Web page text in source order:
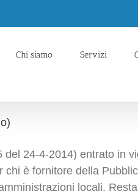
Chi siamo Servizi
24-4-2014) entrato in
chi è fornitore della
locali.